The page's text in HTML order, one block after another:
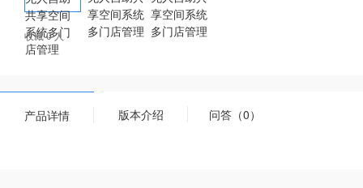
收藏 0 人
产品详情 版本介绍 问答（0）